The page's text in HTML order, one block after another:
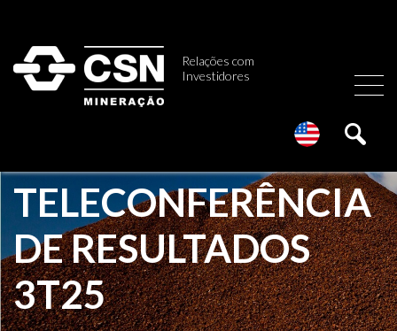
Relações com
Investidores
TELECONFERÊNCIA
DE RESULTADOS
3T25